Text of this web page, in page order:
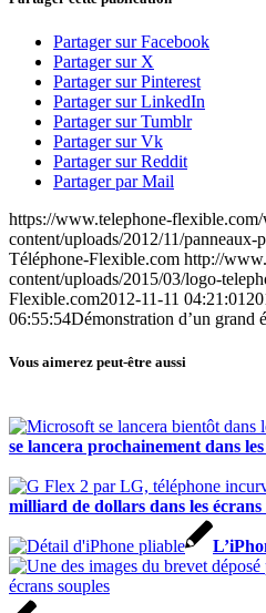
Partager sur Facebook
Partager sur X
Partager sur Pinterest
Partager sur LinkedIn
Partager sur Tumblr
Partager sur Vk
Partager sur Reddit
Partager par Mail
https://www.telephone-
content/uploads/2012/11/
Téléphone-Flexible.com http://
content/uploads/2015/03/logo-
Flexible.com2012-11-11 04:21:01
06:55:54Démonstration d’un grand
Vous aimerez peut-être aussi
se lancera prochainement dans
milliard de dollars dans les écrans